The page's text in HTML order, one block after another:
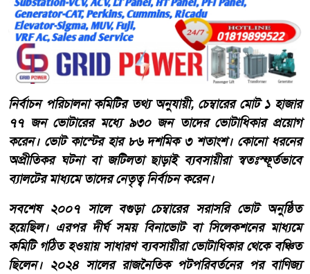
নির্বাচন পরিচালনা কমিটির তথ্য অনুযায়ী, চেম্বারের মোট ১ হাজার
৭৭ জন ভোটারের মধ্যে ৯৩০ জন তাদের ভোটাধিকার প্রয়োগ
করেন। ভোট কাস্টের হার ৮৬ দশমিক ৩ শতাংশ। কোনো ধরনের
অপ্রীতিকর ঘটনা বা জটিলতা ছাড়াই ব্যবসায়ীরা স্বতঃস্ফূর্তভাবে
ব্যালটের মাধ্যমে তাদের নেতৃত্ব নির্বাচন করেন।
সবশেষ ২০০৭ সালে বগুড়া চেম্বারের সরাসরি ভোট অনুষ্ঠিত
হয়েছিল। এরপর দীর্ঘ সময় বিনাভোট বা সিলেকশনের মাধ্যমে
কমিটি গঠিত হওয়ায় সাধারণ ব্যবসায়ীরা ভোটাধিকার থেকে বঞ্চিত
ছিলেন। ২০২৪ সালের রাজনৈতিক পটপরিবর্তনের পর বাণিজ্য